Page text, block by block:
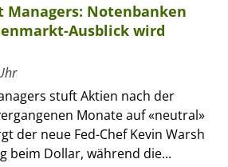
Managers: Notenbanken
Ausblick wird
stuft Aktien nach der
Monate auf «neutral»
der neue Fed-Chef Kevin Warsh
beim Dollar, während die...